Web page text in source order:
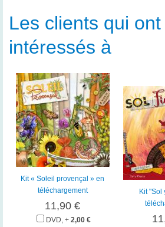
Les clients qui
intéressés à
Kit « Soleil provençal » en
téléchargement
11,90 €
DVD, + 2,00 €
Kit "Sol